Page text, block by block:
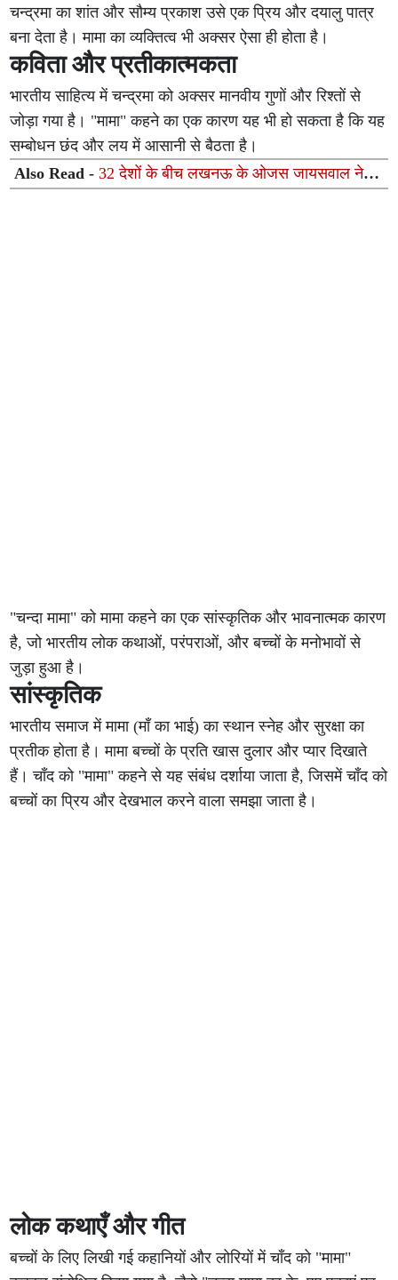
चन्द्रमा का शांत और सौम्य प्रकाश उसे एक प्रिय और दयालु पात्र
बना देता है। मामा का व्यक्तित्व भी अक्सर ऐसा ही होता है।
कविता और प्रतीकात्मकता
भारतीय साहित्य में चन्द्रमा को अक्सर मानवीय गुणों और रिश्तों से
जोड़ा गया है। "मामा" कहने का एक कारण यह भी हो सकता है कि यह
सम्बोधन छंद और लय में आसानी से बैठता है।
Also Read -32 देशों के बीच लखनऊ के ओजस जायसवाल ने
जीता गोल्ड, थाईलैंड में भारत का बढ़ाया मान
"चन्दा मामा" को मामा कहने का एक सांस्कृतिक और भावनात्मक कारण
है, जो भारतीय लोक कथाओं, परंपराओं, और बच्चों के मनोभावों से
जुड़ा हुआ है।
सांस्कृतिक
भारतीय समाज में मामा (माँ का भाई) का स्थान स्नेह और सुरक्षा का
प्रतीक होता है। मामा बच्चों के प्रति खास दुलार और प्यार दिखाते
हैं। चाँद को "मामा" कहने से यह संबंध दर्शाया जाता है, जिसमें चाँद को
बच्चों का प्रिय और देखभाल करने वाला समझा जाता है।
लोक कथाएँ और गीत
बच्चों के लिए लिखी गई कहानियों और लोरियों में चाँद को "मामा"